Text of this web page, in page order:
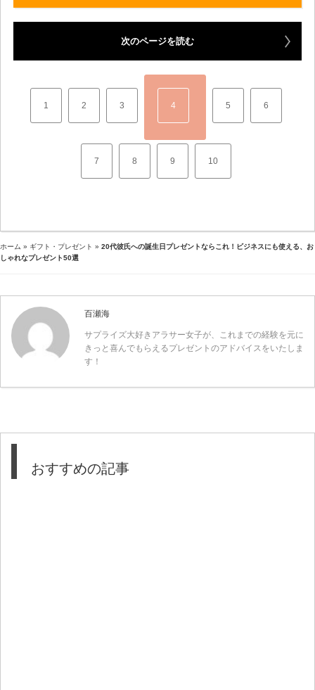
次のページを読む
1 2 3 4 5 6
7 8 9 10
ホーム » ギフト・プレゼント » 20代彼氏への誕生日プレゼントならこれ！ビジネスにも使える、お
しゃれなプレゼント50選
百瀬海
サプライズ大好きアラサー女子が、これまでの経験を元に
きっと喜んでもらえるプレゼントのアドバイスをいたしま
す！
おすすめの記事